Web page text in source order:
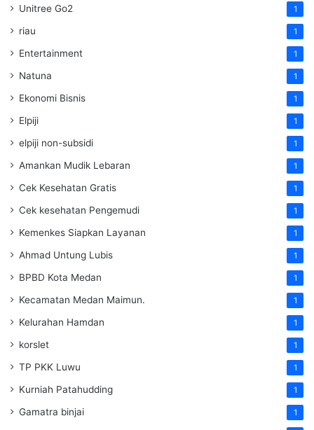
Unitree Go2 1
riau 1
Entertainment 1
Natuna 1
Ekonomi Bisnis 1
Elpiji 1
elpiji non-subsidi 1
Amankan Mudik Lebaran 1
Cek Kesehatan Gratis 1
Cek kesehatan Pengemudi 1
Kemenkes Siapkan Layanan 1
Ahmad Untung Lubis 1
BPBD Kota Medan 1
Kecamatan Medan Maimun. 1
Kelurahan Hamdan 1
korslet 1
TP PKK Luwu 1
Kurniah Patahudding 1
Gamatra binjai 1